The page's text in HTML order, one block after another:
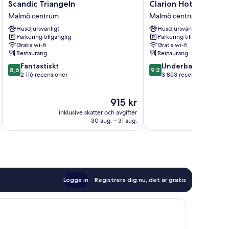
Scandic
Triangeln
Malmö
centrum
Scandic Triangeln
Malmö centrum
Husdjursvänligt
Parkering tillgänglig
Gratis wi-fi
Restaurang
8.6
av
8,6 Fantastiskt
2 116 recensioner
Priset
är
915 kr
915 kr
inklusive skatter och avgifter
30 aug. – 31 aug.
Clarion
Hotel
Malmö
Live
Malmö
centrum
Clarion Hotel
Malmö centrum
Husdjursvänligt
Parkering tillgänglig
Gratis wi-fi
Restaurang
9.2
av
9,2 Underbart
3 853 recensioner
Logga in Registrera dig nu, det är gratis